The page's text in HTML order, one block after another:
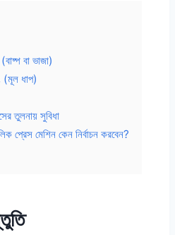
বা ভাজা)
(মূল ধাপ)
তুলনায় সুবিধা
প্রেস মেশিন কেন নির্বাচন করবেন?